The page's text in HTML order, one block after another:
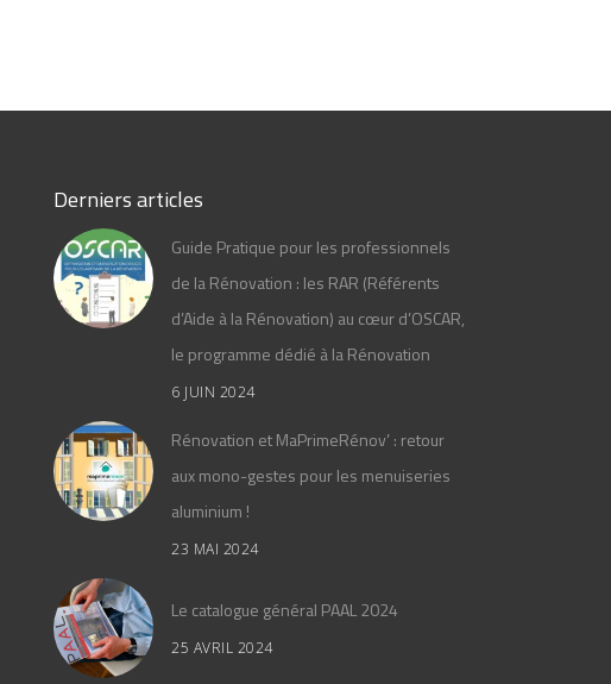
Derniers articles
Guide Pratique pour les professionnels
de la Rénovation : les RAR (Référents
d’Aide à la Rénovation) au cœur d’OSCAR,
le programme dédié à la Rénovation
6 JUIN 2024
Rénovation et MaPrimeRénov’ : retour
aux mono-gestes pour les menuiseries
aluminium !
23 MAI 2024
Le catalogue général PAAL 2024
25 AVRIL 2024